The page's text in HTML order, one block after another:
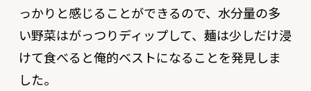
っかりと感じることができるので、水分量の多
い野菜はがっつりディップして、麺は少しだけ浸
けて食べると俺的ベストになることを発見しま
した。